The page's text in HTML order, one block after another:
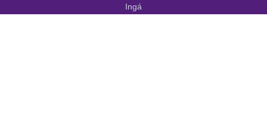
Ingá